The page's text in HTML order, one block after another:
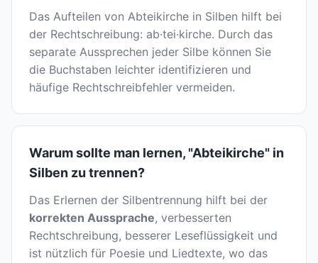
Das Aufteilen von Abteikirche in Silben hilft bei
der Rechtschreibung: ab·tei·kirche. Durch das
separate Aussprechen jeder Silbe können Sie
die Buchstaben leichter identifizieren und
häufige Rechtschreibfehler vermeiden.
Warum sollte man lernen, "Abteikirche" in
Silben zu trennen?
Das Erlernen der Silbentrennung hilft bei der
korrekten Aussprache, verbesserten
Rechtschreibung, besserer Leseflüssigkeit und
ist nützlich für Poesie und Liedtexte, wo das